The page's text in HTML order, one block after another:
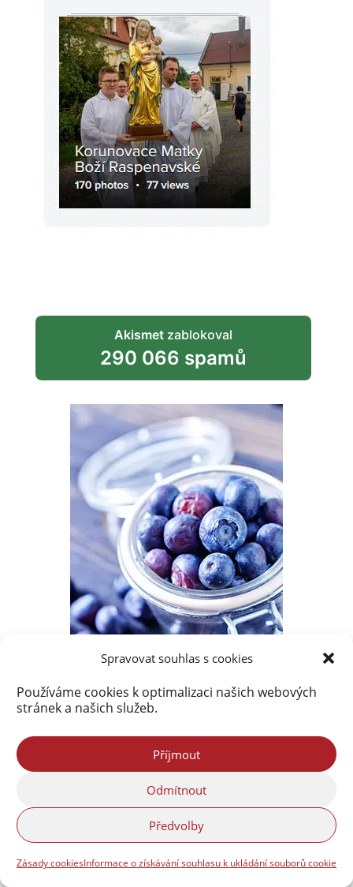
Spravovat souhlas s cookies
Používáme cookies k optimalizaci našich webových
stránek a našich služeb.
Příjmout
Odmítnout
Předvolby
Zásady cookiesInformace o získávání souhlasu k ukládání souborů cookie
Akismetzablokoval
290 066 spamů